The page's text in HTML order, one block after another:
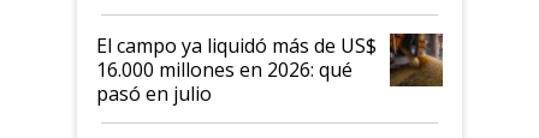
El campo ya liquidó más de US$
16.000 millones en 2026: qué
pasó en julio